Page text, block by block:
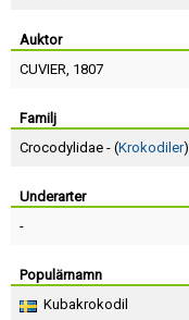
Auktor
CUVIER, 1807
Familj
Crocodylidae - (Krokodiler)
Underarter
-
Populärnamn
Kubakrokodil